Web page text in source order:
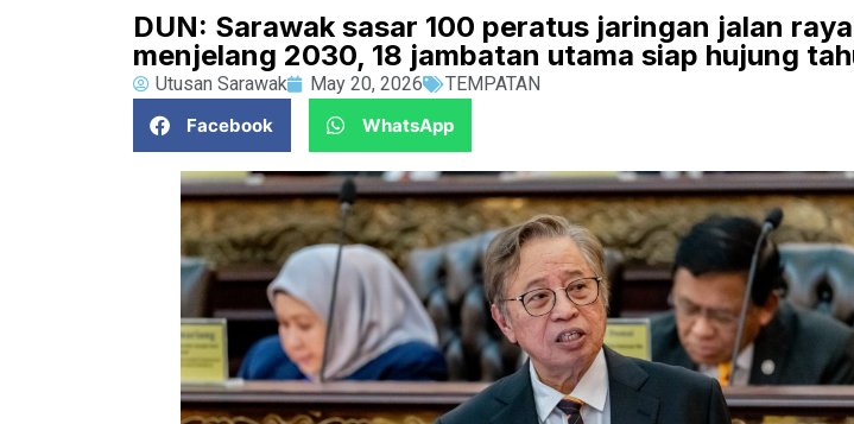
DUN: Sarawak sasar 100 peratus jaringan jalan
menjelang 2030, 18 jambatan utama siap hujung
Utusan Sarawak May 20, 2026
TEMPATAN
Facebook
WhatsApp